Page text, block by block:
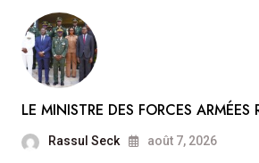
LE MINISTRE DES FORCES ARMÉES
Rassul Seck août 7, 2026